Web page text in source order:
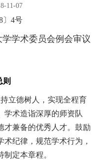
11-07
〕4号
学学术委员会例会审议
则
立德树人，实现全程育
学术造诣深厚的师资队
才兼备的优秀人才。鼓励
纪律，规范学术行为，
定本章程。